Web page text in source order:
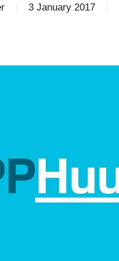
3 January 2017